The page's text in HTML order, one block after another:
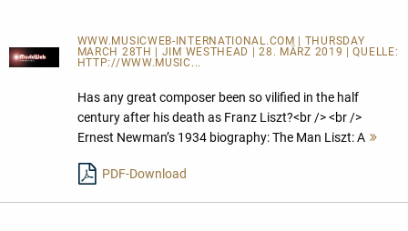
WWW.MUSICWEB-INTERNATIONAL.COM | THURSDAY
MARCH 28TH | JIM WESTHEAD | 28. MÄRZ 2019 | QUELLE:
HTTP://WWW.MUSIC...
Has any great composer been so vilified in the half
century after his death as Franz Liszt?<br /> <br />
Ernest Newman’s 1934 biography: The Man Liszt: A
PDF-Download